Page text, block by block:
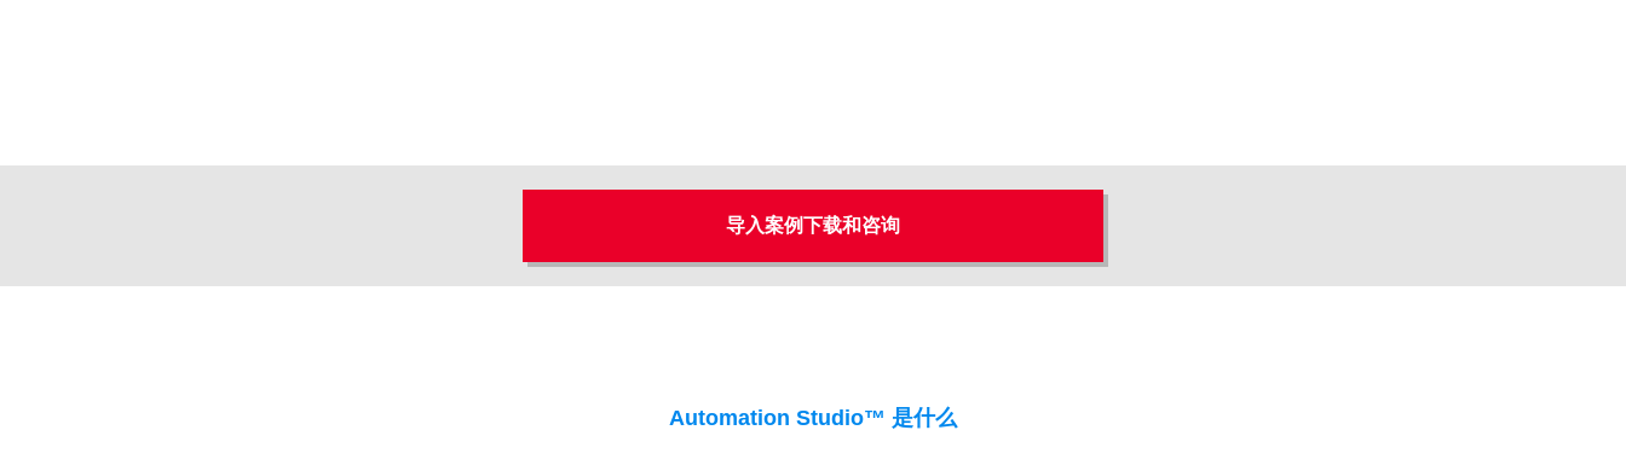
导入案例下载和咨询
Automation Studio™ 是什么